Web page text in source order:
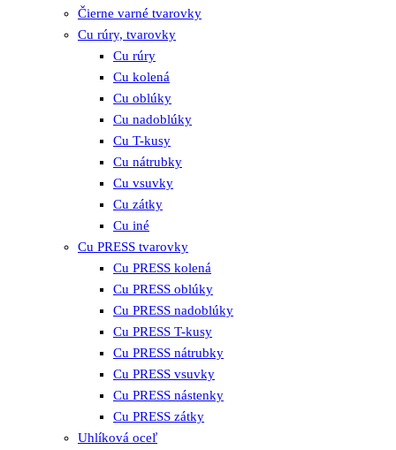
Čierne varné tvarovky
Cu rúry, tvarovky
Cu rúry
Cu kolená
Cu oblúky
Cu nadoblúky
Cu T-kusy
Cu nátrubky
Cu vsuvky
Cu zátky
Cu iné
Cu PRESS tvarovky
Cu PRESS kolená
Cu PRESS oblúky
Cu PRESS nadoblúky
Cu PRESS T-kusy
Cu PRESS nátrubky
Cu PRESS vsuvky
Cu PRESS nástenky
Cu PRESS zátky
Uhlíková oceľ